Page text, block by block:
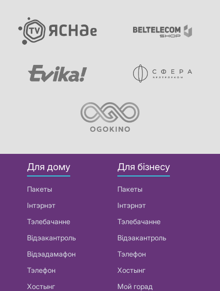
Для дому
Пакеты
Інтэрнэт
Тэлебачанне
Відэакантроль
Відэадамафон
Тэлефон
Хостынг
Для бізнесу
Пакеты
Інтэрнэт
Тэлебачанне
Відэакантроль
Тэлефон
Хостынг
Мой горад